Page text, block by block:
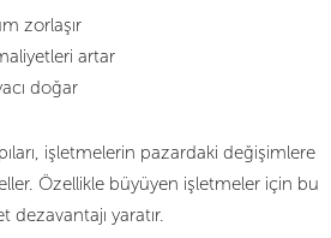
zorlaşır
artar
doğar
işletmelerin pazardaki değişimlere
Özellikle büyüyen işletmeler için bu
yaratır.